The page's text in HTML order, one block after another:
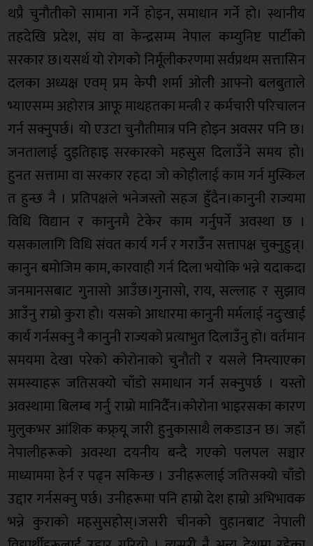
थप्रै चुनौतीको सामाना गर्ने होइन, समाधान गर्ने हो। स्थानीय
तहदेखि प्रदेश, संघ वा केन्द्रसम्म नेपाल कम्युनिष्ट पार्टीको
सरकार छ।यसर्थ यो रोगको निर्मूलीकरणमा सर्वप्रथम सत्तासिन
दलका अध्यक्ष एवम् प्रम केपी शर्मा ओली आफ्नो बलबुताले
भ्याएसम्म अहोरात्र आफू माथहतका मन्त्री र कर्मचारी परिचालन
गर्न सक्नुपर्छ। यो एउटा चुनौतीमात्र पनि होइन अवसर पनि छ।
जनतालाई दुइतिहाइ सरकारको महसुस दिलाउँने समय हो।
हुनत सत्तामा वा सरकार रहदा जो कोहीलाई काम गर्न मुस्किल
त हुन्छ नै । प्रतिपक्षले भनेजस्तो सहज हुँदैन।कानुनी राज्यमा
विधि विद्यान र कानुनमै टेकेर काम गर्नुपर्ने अवस्था छ ।
यसकालागि विधि संवत कार्य गर्न र गराउँन सत्तापक्ष चुक्नुहुन्न्।
कानुन बमोजिम काम, कारवाही गर्न दिला भयोकि भन्ने यदाकदा
जनमानसबाट गुनासो आउँछ।गुनासो, राय, सल्लाह र सुझाव
आउँनु राम्रो कुरा हो। यसको आधारमा कानुनी मर्मलाई नदुःखाई
कार्य गर्नसक्नु नै कानुनी राज्यको प्रत्याभुत दिलाउँनु हो। वर्तमान
समयमा देखा परेको कोरोनाको चुनौती र यसले निम्त्याएका
समस्याहरू जतिसक्यो चाँडो समाधान गर्न सक्नुपर्छ । यस्तो
अवस्थामा बिलम्ब गर्नु राम्रो मानिदैँन।कोरोना भाइरसका कारण
मुलुकभर आंशिक कफ्र्यू जारी हुनुकासाथै लकडाउन छ। जहाँ
नेपालीहरूको अवस्था दयनीय बन्दै गएको पलपल सञ्चार
माध्याममा हेर्न र पढ्न सकिन्छ । उनीहरूलाई जतिसक्यो चाँडो
उद्दार गर्नसक्नु पर्छ। उनीहरूमा पनि हाम्रो देश हाम्रो अभिभावक
भन्ने कुराको महसुसहोस्।जसरी चीनको वुहानबाट नेपाली